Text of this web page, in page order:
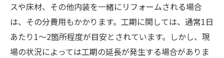
スや床材、その他内装を一緒にリフォームされる場合
は、その分費用もかかります。工期に関しては、通常1日
あたり1～2箇所程度が目安とされています。しかし、現
場の状況によっては工期の延長が発生する場合がありま